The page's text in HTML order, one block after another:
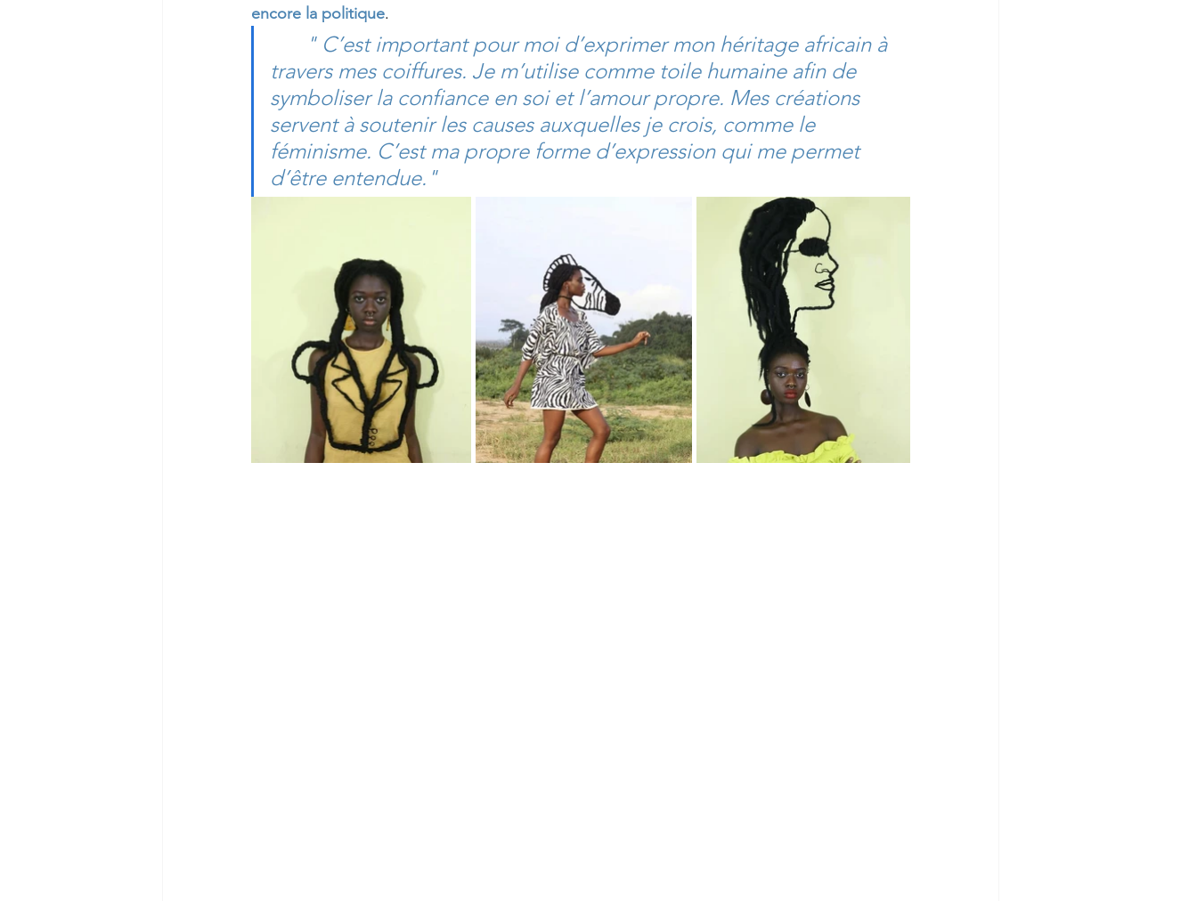
encore la politique.
" C’est important pour moi d’exprimer mon héritage africain à
travers mes coiffures. Je m’utilise comme toile humaine afin de
symboliser la confiance en soi et l’amour propre. Mes créations
servent à soutenir les causes auxquelles je crois, comme le
féminisme. C’est ma propre forme d’expression qui me permet
d’être entendue."